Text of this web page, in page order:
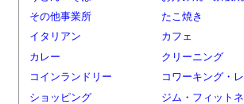
その他事業所
たこ焼き
イタリアン
カフェ
カレー
クリーニング
コインランドリー
コワーキング・
ショッピング
ジム・フィット